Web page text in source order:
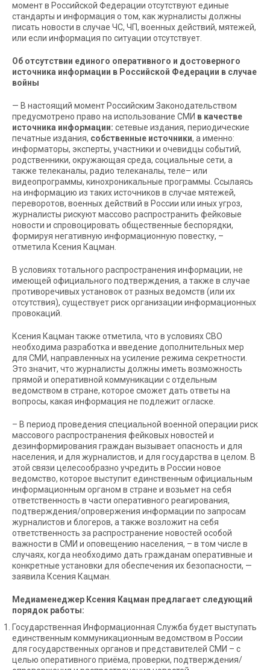
момент в Российской Федерации отсутствуют единые
стандарты и информация о том, как журналисты должны
писать новости в случае ЧС, ЧП, военных действий, мятежей,
или если информация по ситуации отсутствует.
Об отсутствии единого оперативного и достоверного
источника информации в Российской Федерации в случае
войны
— В настоящий момент Российским Законодательством
предусмотрено право на использование СМИ в качестве
источника информации: сетевые издания, периодические
печатные издания, собственные источники, а именно:
информаторы, эксперты, участники и очевидцы событий,
родственники, окружающая среда, социальные сети, а
также телеканалы, радио телеканалы, теле– или
видеопрограммы, кинохроникальные программы. Ссылаясь
на информацию из таких источников в случае мятежей,
переворотов, военных действий в России или иных угроз,
журналисты рискуют массово распространить фейковые
новости и спровоцировать общественные беспорядки,
формируя негативную информационную повестку, –
отметила Ксения Кацман.
В условиях тотального распространения информации, не
имеющей официального подтверждения, а также в случае
противоречивых установок от разных ведомств (или их
отсутствия), существует риск организации информационных
провокаций.
Ксения Кацман также отметила, что в условиях СВО
необходима разработка и введение дополнительных мер
для СМИ, направленных на усиление режима секретности.
Это значит, что журналисты должны иметь возможность
прямой и оперативной коммуникации с отдельным
ведомством в стране, которое сможет дать ответы на
вопросы, какая информация не подлежит огласке.
– В период проведения специальной военной операции риск
массового распространения фейковых новостей и
дезинформирования граждан вызывает опасность и для
населения, и для журналистов, и для государства в целом. В
этой связи целесообразно учредить в России новое
ведомство, которое выступит единственным официальным
информационным органом в стране и возьмет на себя
ответственность в части оперативного реагирования,
подтверждения/опровержения информации по запросам
журналистов и блогеров, а также возложит на себя
ответственность за распространение новостей особой
важности в СМИ и оповещению населения, – в том числе в
случаях, когда необходимо дать гражданам оперативные и
конкретные установки для обеспечения их безопасности, —
заявила Ксения Кацман.
Медиаменеджер Ксения Кацман предлагает следующий
порядок работы:
Государственная Информационная Служба будет выступать
единственным коммуникационным ведомством в России
для государственных органов и представителей СМИ – с
целью оперативного приёма, проверки, подтверждения/